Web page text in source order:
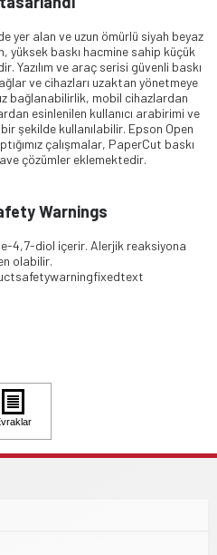
yer alan ve uzun ömürlü siyah beyaz
yüksek baskı hacmine sahip küçük
Yazılım ve araç serisi güvenli baskı
ve cihazları uzaktan yönetmeye
bağlanabilirlik, mobil cihazlardan
esinlenilen kullanıcı arabirimi ve
şekilde kullanılabilir. Epson Open
çalışmalar, PaperCut baskı
çözümler eklemektedir.
Warnings
4,7-diol içerir. Alerjik reaksiyona
olabilir.